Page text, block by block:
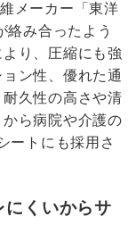
メーカー「東洋
絡み合ったよう
り、圧縮にも強
ン性、優れた通
久性の高さや清
ら病院や介護の
ートにも採用さ
にくいからサ